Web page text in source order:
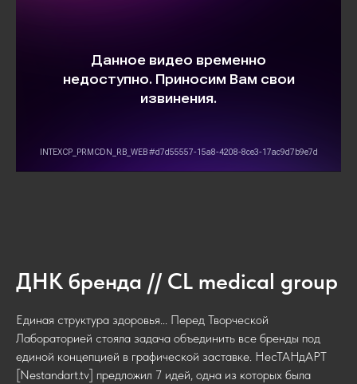
ДНК бренда // CL medical group
Единая структура здоровья... Перед Творческой
Лабораторией стояла задача объединить все бренды под
единой концепцией в графической заставке. НесТАНдАРТ
[Nestandart.tv] предложил 7 идей, одна из которых была